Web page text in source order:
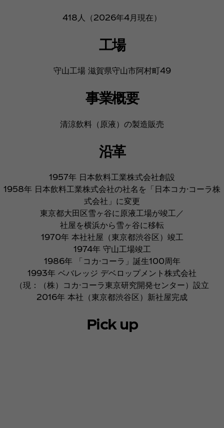
418人（2026年4月現在）
工場
守山工場 滋賀県守山市阿村町49
事業概要
清涼飲料（原液）の製造販売
沿革
1957年 日本飲料工業株式会社創設
1958年 日本飲料工業株式会社の社名を「日本コカ·コーラ株
式会社」に変更
東京都大田区雪ヶ谷に原液工場が竣工／
社屋を横浜から雪ヶ谷に移転
1970年 本社社屋（東京都渋谷区）竣工
1974年 守山工場竣工
1986年 「コカ·コーラ」誕生100周年
1993年 ベバレッジ デベロップメント株式会社
（現：（株）コカ·コーラ東京研究開発センター）設立
2016年 本社（東京都渋谷区）新社屋完成
Pick up